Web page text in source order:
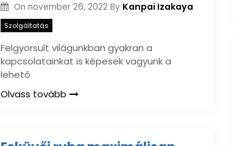
On november 26, 2022 By Kanpai Izakaya
Szolgáltatás
Felgyorsult világunkban gyakran a
kapcsolatainkat is képesek vagyunk a
lehető
Olvass tovább